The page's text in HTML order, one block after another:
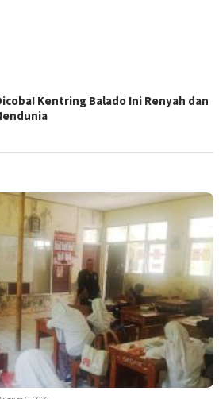
Kentring Balado Ini Renyah dan